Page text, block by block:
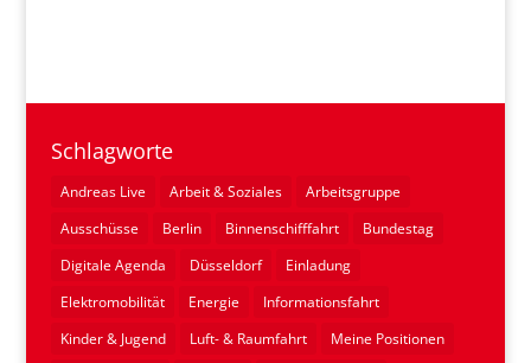
Schlagworte
Andreas Live Arbeit & Soziales
Arbeitsgruppe
Ausschüsse
Berlin Binnenschifffahrt
Bundestag
Digitale Agenda
Düsseldorf
Einladung
Elektromobilität
Energie
Informationsfahrt
Kinder & Jugend
Luft- & Raumfahrt
Meine Positionen